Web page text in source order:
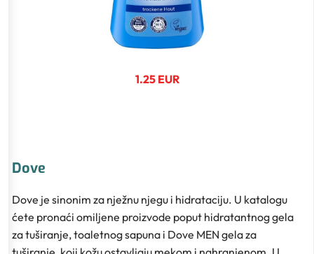
1.25 EUR
Dove
Dove je sinonim za nježnu njegu i hidrataciju. U katalogu
ćete pronaći omiljene proizvode poput hidratantnog gela
za tuširanje, toaletnog sapuna i Dove MEN gela za